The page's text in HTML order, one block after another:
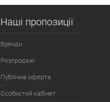
Наші пропозиції
Бренди
Розпродажі
Публічна оферта
Особистий кабінет